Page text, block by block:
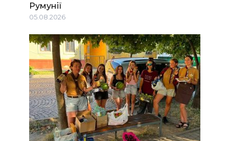
Румунії
05.08.2026